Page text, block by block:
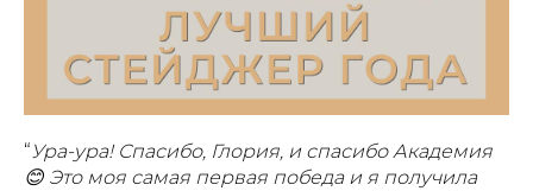
“Ура-ура! Спасибо, Глория, и спасибо Академия
😊 Это моя самая первая победа и я получила